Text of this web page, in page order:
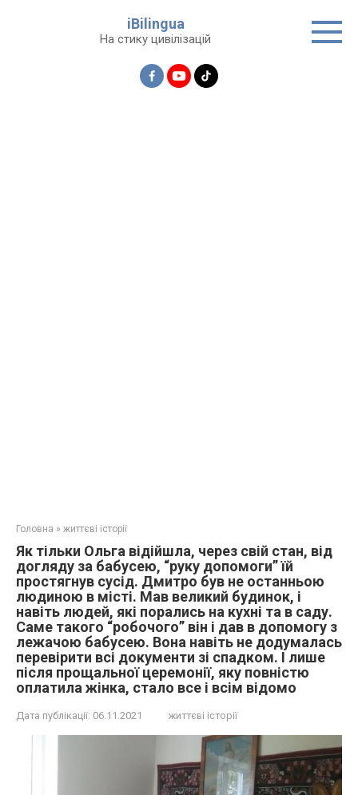
iBilingua
На стику цивілізацій
Головна » життєві історії
Як тільки Ольга відійшла, через свій стан, від
догляду за бабусею, “руку допомоги” їй
простягнув сусід. Дмитро був не останньою
людиною в місті. Мав великий будинок, і
навіть людей, які порались на кухні та в саду.
Саме такого “робочого” він і дав в допомогу з
лежачою бабусею. Вона навіть не додумалась
перевірити всі документи зі спадком. І лише
після прощальної церемонії, яку повністю
оплатила жінка, стало все і всім відомо
Дата публікації: 06.11.2021 життєві історії